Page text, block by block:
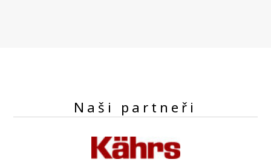
Naši partneři